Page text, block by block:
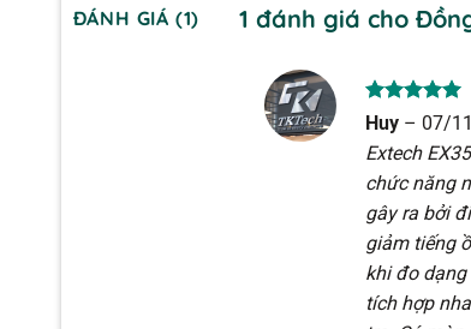
ĐÁNH GIÁ (1) 1 đánh giá cho
Được xếp
hạng
sao
Huy – 07/
Extech
chức năng
gây ra bởi
giảm tiếng
khi đo dạng
tích hợp